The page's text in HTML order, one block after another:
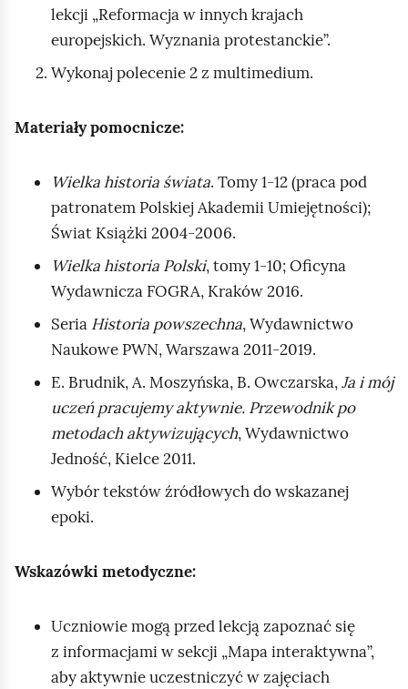
lekcji „Reformacja w innych krajach
europejskich. Wyznania protestanckie”.
Wykonaj polecenie 2 z multimedium.
Materiały pomocnicze:
Wielka historia świata. Tomy 1‑12 (praca pod
patronatem Polskiej Akademii Umiejętności);
Świat Książki 2004‑2006.
Wielka historia Polski, tomy 1‑10; Oficyna
Wydawnicza FOGRA, Kraków 2016.
Seria Historia powszechna, Wydawnictwo
Naukowe PWN, Warszawa 2011‑2019.
E. Brudnik, A. Moszyńska, B. Owczarska,Ja i mój
uczeń pracujemy aktywnie. Przewodnik po
metodach aktywizujących, Wydawnictwo
Jedność, Kielce 2011.
Wybór tekstów źródłowych do wskazanej
epoki.
Wskazówki metodyczne:
Uczniowie mogą przed lekcją zapoznać się
z informacjami w sekcji „Mapa interaktywna”,
aby aktywnie uczestniczyć w zajęciach